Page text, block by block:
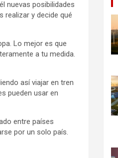
nuevas posibilidades
realizar y decide qué
Lo mejor es que
a tu medida.
así viajar en tren
pueden usar en
entre países
por un solo país.